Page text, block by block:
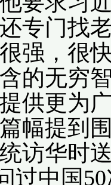
专门找
强，很
的无穷
供更为
篇幅提到
访华时
过中国